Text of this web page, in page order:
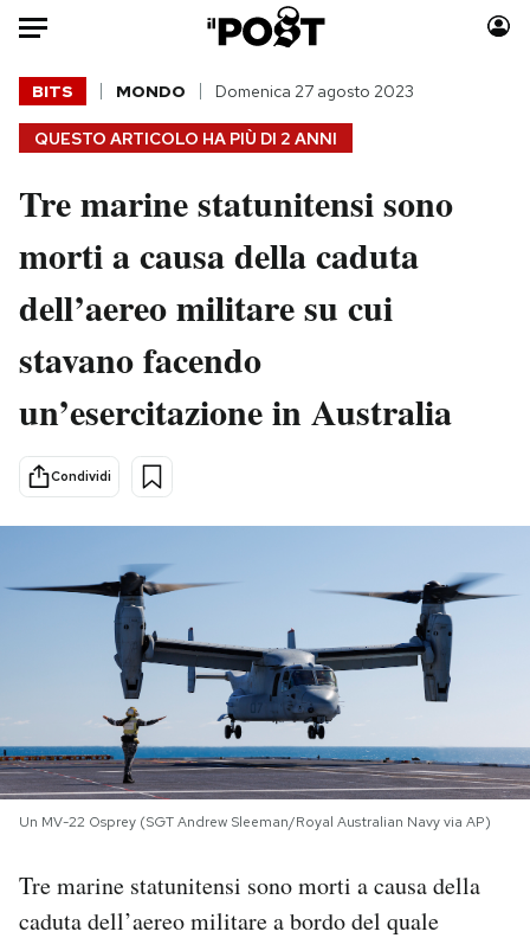
Auto
HOME
Italia
Politica
Tecnologia
Scienza
Sport
Moda
Consumismi
Storie/Idee
Europa
PODCAST
NEWSLETTER
I MIEI PREFERITI
SHOP
CALENDARIO
QUESTO ARTICOLO HA PIÙ DI 2 ANNI
BITS MONDO Domenica 27 agosto 2023
Tre marine statunitensi sono
morti a causa della caduta
dell’aereo militare su cui
stavano facendo
un’esercitazione in Australia
Condividi
Un MV-22 Osprey (SGT Andrew Sleeman/Royal Australian Navy via AP)
Tre marine statunitensi sono morti a causa della
caduta dell’aereo militare a bordo del quale